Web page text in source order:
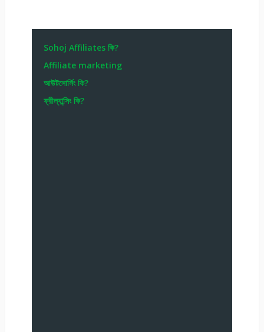
Sohoj Affiliates কি?
Affiliate marketing
আউটসোর্সিং কি?
ফ্রীল্যান্সিং কি?